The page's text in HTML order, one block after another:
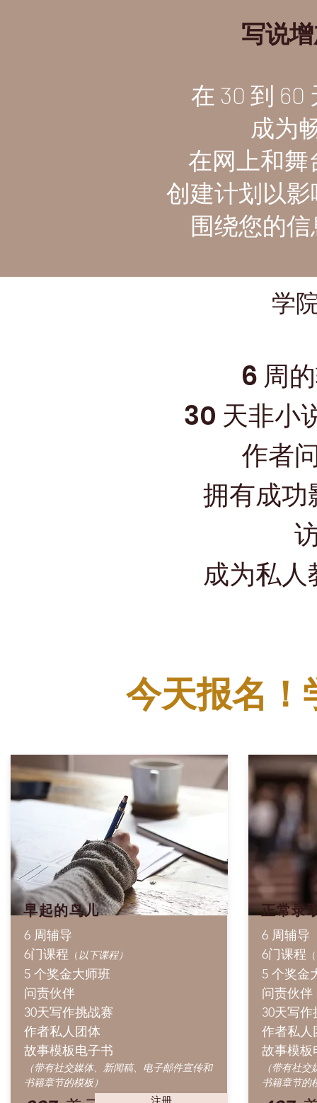
写说
在 30 到 60
成为
在网上和
创建计划以
围绕您的
学
6 周
30 天非小
作者
拥有成功
成为私
今天报名！
早起的鸟儿
6 周辅导
6门课程 （以下课程）
5 个奖金大师班
问责伙伴
30天写作挑战赛
作者私人团体
故事模板电子书
（带有社交媒体、新闻稿、电子邮件宣传和
书籍章节的模板）
注册
正常录
6 周辅导
6门课程 （
5 个奖金
问责伙伴
30天写
作者私人
故事模板
（带有社
书籍章节的